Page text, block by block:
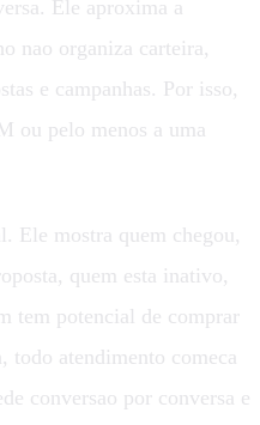
Ele aproxima a
nao organiza carteira,
e campanhas. Por isso,
ou pelo menos a uma
Ele mostra quem chegou,
quem esta inativo,
tem potencial de comprar
todo atendimento comeca
conversao por conversa e